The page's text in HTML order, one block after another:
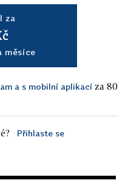
za
měsíce
a s mobilní aplikací za 80
Přihlaste se